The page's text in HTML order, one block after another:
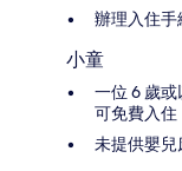
辦理入住手
小童
一位 6 歲
可免費入住
未提供嬰兒